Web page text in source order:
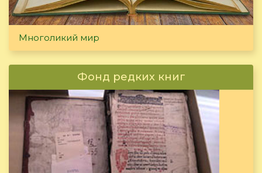
Многоликий мир
Фонд редких книг